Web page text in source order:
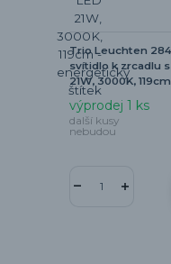
Trio Leuchten
svítidlo k zrcadlu
21W, 3000K, 119cm
výprodej 1 ks
další kusy
nebudou